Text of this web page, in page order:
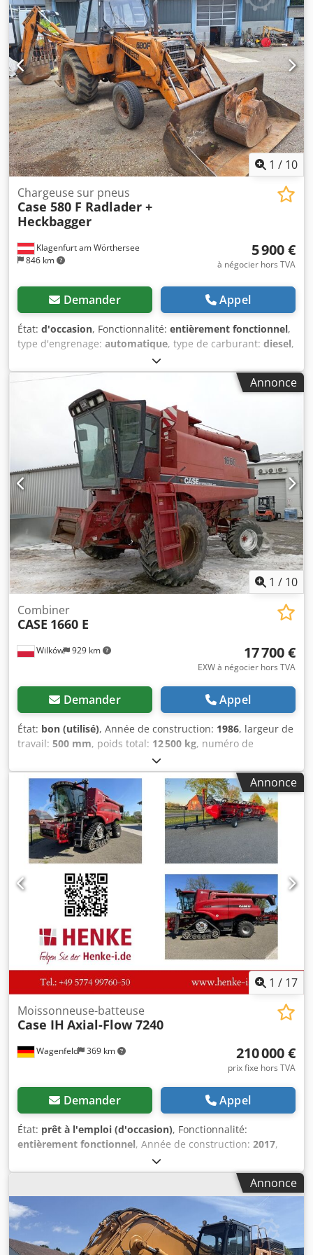
épaisseurs de couvertures. Sa construction robuste en
fonte assure une grande précision et une durabilité à long
terme. Caractéristiques techniques : Fabricant : Karl
Tränklein Type : Case Bender / machine de formage de dos
Largeur de travail : environ 600 mm Réglage de la pression
des rouleaux Construction stable en fonte Entraînement
électrique Table de travail État : d’occasion Applications :
production de livres à couverture rigide, Dsdpfxoziwnbo
Apcekr ateliers de reliure, imprimeries, entreprises d’arts
graphiques, production d’albums, de catalogues et de
couvertures.
1 / 10
Klagenfurt am Wörthersee
846 km
Chargeuse sur pneus
Case 580 F Radlader +
Heckbagger
5 900 €
à négocier hors TVA
Demander Appel
État: d'occasion, Fonctionnalité: entièrement fonctionnel,
type d'engrenage: automatique, type de carburant: diesel,
7 500 kg
d'essieux:4x2, première immatriculation:10/1977, Année
de construction:1977 hydraulique
Techniquement en bon état Dkodpfet S Idrsx Apcjr
Annonce
1 / 10
Wilków 929 km
Combiner
CASE 1660 E
17 700 €
EXW à négocier hors TVA
Demander Appel
État: bon (utilisé), Année de construction: 1986, largeur de
travail: 500 mm, poids total: 12 500 kg, numéro de
, CASE IH 1660 flux axial Marque
: Case IH Modèle : 1660 Année : 1987 Heures de
fonctionnement : 3 300 h Largeur de section : 5,00 m
Différents types d'équipements : pailleuse, pailleuse
Dedpjvr Dxpsfx Apcskr
Annonce
1 / 17
Wagenfeld 369 km
Moissonneuse-batteuse
Case IH Axial-Flow 7240
210 000 €
prix fixe hors TVA
Demander Appel
État: prêt à l'emploi (d'occasion), Fonctionnalité:
entièrement fonctionnel, Année de construction: 2017,
1 706 h
(497,62 ch), type de carburant:diesel, vitesse maximale:30
, prochaine
inspection (TÜV):
, taille de pneu arrière:
500/85
R24 , numéro de machine/véhicule: YHG233775
Équipement:
attelage de remorque, cabine, climatisation,
coupe-colza, éclairage, Pour le compte d'un ayant droit,
Annonce